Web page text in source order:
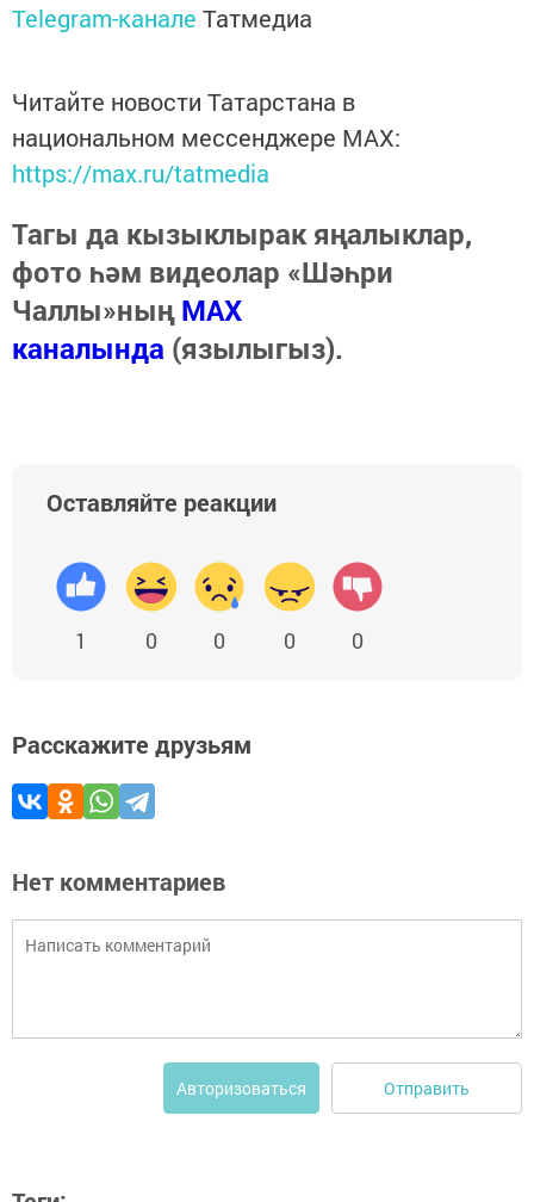
Telegram-канале Татмедиа
Читайте новости Татарстана в
национальном мессенджере MАХ:
https://max.ru/tatmedia
Тагы да кызыклырак яңалыклар,
фото һәм видеолар «Шәһри
Чаллы»ныңMAX
каналында (язылыгыз).
Оставляйте реакции
1 0 0 0 0
Расскажите друзьям
Нет комментариев
Авторизоваться Отправить